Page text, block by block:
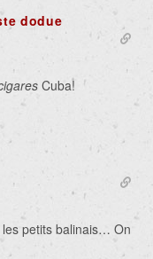
dodue
Cuba!
petits balinais… On